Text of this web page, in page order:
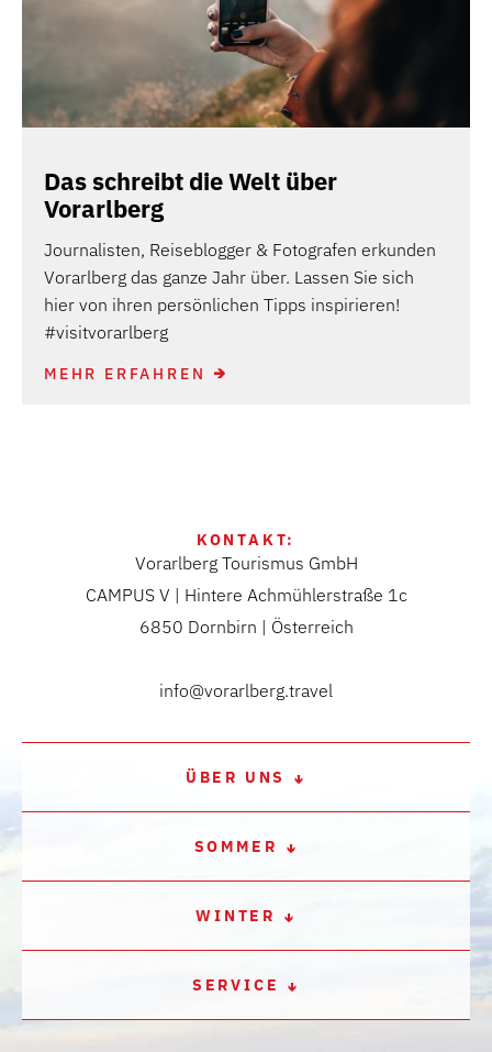
Das schreibt die Welt über
Vorarlberg
Journalisten, Reiseblogger & Fotografen erkunden
Vorarlberg das ganze Jahr über. Lassen Sie sich
hier von ihren persönlichen Tipps inspirieren!
#visitvorarlberg
MEHR ERFAHREN
KONTAKT:
Vorarlberg Tourismus GmbH
CAMPUS V | Hintere Achmühlerstraße 1c
6850 Dornbirn | Österreich
info@vorarlberg.travel
ÜBER UNS
SOMMER
WINTER
SERVICE